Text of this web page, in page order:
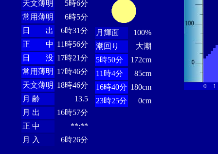
天文薄明
5時6分
常用薄明
6時5分
日 出
6時31分
正 中 11時56分
日 没 17時21分
常用薄明 17時46分
天文薄明 18時46分
月 齢
13.5
月 出
16時57分
正 中
**:**
月 入
6時26分
月輝面
100%
潮回り
大潮
5時50分
172cm
11時4分
85cm
16時40分 180cm
23時25分
0cm
0 1